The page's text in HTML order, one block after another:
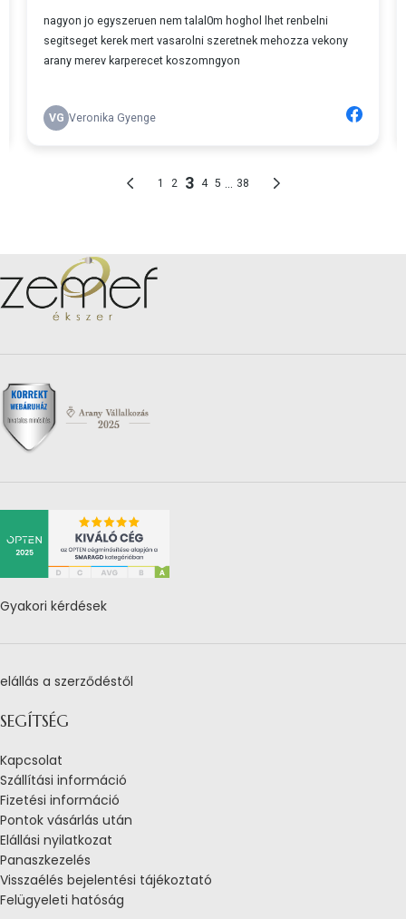
Gyakori kérdések
elállás a szerződéstől
SEGÍTSÉG
Kapcsolat
Szállítási információ
Fizetési információ
Pontok vásárlás után
Elállási nyilatkozat
Panaszkezelés
Visszaélés bejelentési tájékoztató
Felügyeleti hatóság